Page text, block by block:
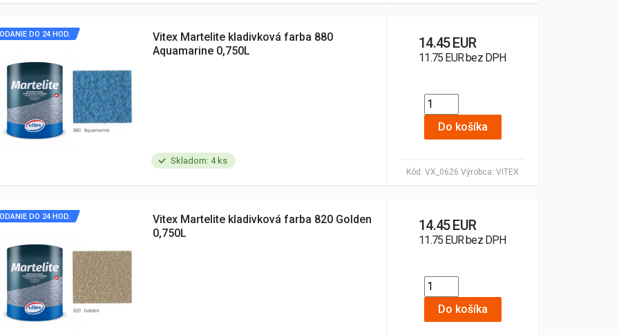
Skladom: 4 ks
Kód: VX_0626 Výrobca: VITEX
DO 24 HOD.
Vitex Martelite kladivková farba 880
Aquamarine 0,750L
14.45 EUR
11.75 EUR bez DPH
Do košíka
DO 24 HOD.
Vitex Martelite kladivková farba 820 Golden
0,750L
14.45 EUR
11.75 EUR bez DPH
Do košíka